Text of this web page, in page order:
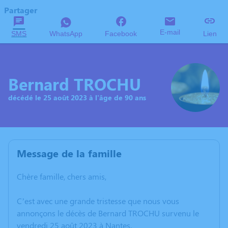
Partager
SMS WhatsApp Facebook E-mail Lien
Bernard TROCHU
décédé le 25 août 2023 à l'âge de 90 ans
Message de la famille
Chère famille, chers amis,
C’est avec une grande tristesse que nous vous
annonçons le décès de Bernard TROCHU survenu le
vendredi 25 août 2023 à Nantes.